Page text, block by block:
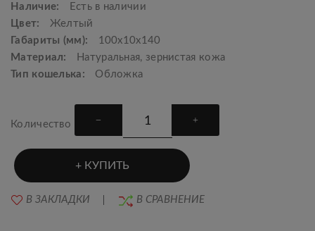
Наличие:
Есть в наличии
Цвет:
Желтый
Габариты (мм):
100х10х140
Материал:
Натуральная, зернистая кожа
Тип кошелька:
Обложка
Количество
КУПИТЬ
В ЗАКЛАДКИ В СРАВНЕНИЕ